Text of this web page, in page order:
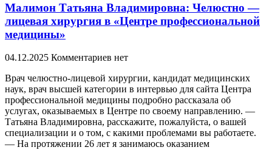
Малимон Татьяна Владимировна: Челюстно —
лицевая хирургия в «Центре профессиональной
медицины»
04.12.2025 Комментариев нет
Врач челюстно-лицевой хирургии, кандидат медицинских
наук, врач высшей категории в интервью для сайта Центра
профессиональной медицины подробно рассказала об
услугах, оказываемых в Центре по своему направлению. —
Татьяна Владимировна, расскажите, пожалуйста, о вашей
специализации и о том, с какими проблемами вы работаете.
— На протяжении 26 лет я занимаюсь оказанием